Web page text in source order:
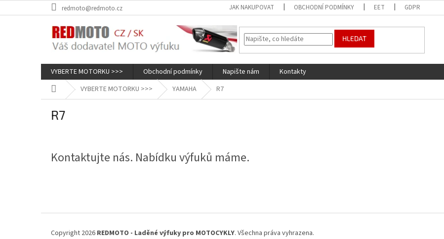
na
redmoto@redmoto.cz JAK NAKUPOVAT OBCHODNÍ PODMÍNKY EET GDPR
HLEDAT
VYBERTE MOTORKU >>> Obchodní podmínky Napište nám
Kontakty
Domů VYBERTE MOTORKU >>> YAMAHA R7
R7
Kontaktujte nás. Nabídku výfuků máme.
Copyright 2026 REDMOTO - Laděné výfuky pro MOTOCYKLY. Všechna práva vyhrazena.